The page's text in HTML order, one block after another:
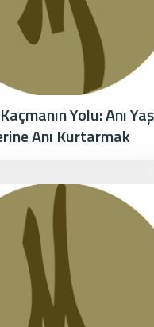
Yolu: Anı
Anı Kurtarmak